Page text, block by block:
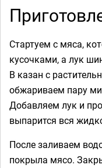
Стартуем с мяса,
кусочками, а лук
В казан с
обжариваем пару
Добавляем лук и
выпарится вся
После заливаем
покрыла мясо.